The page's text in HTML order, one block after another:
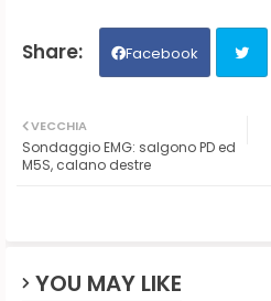
Facebook
ter
VECCHIA
Sondaggio EMG: salgono PD ed
M5S, calano destre
YOU MAY LIKE